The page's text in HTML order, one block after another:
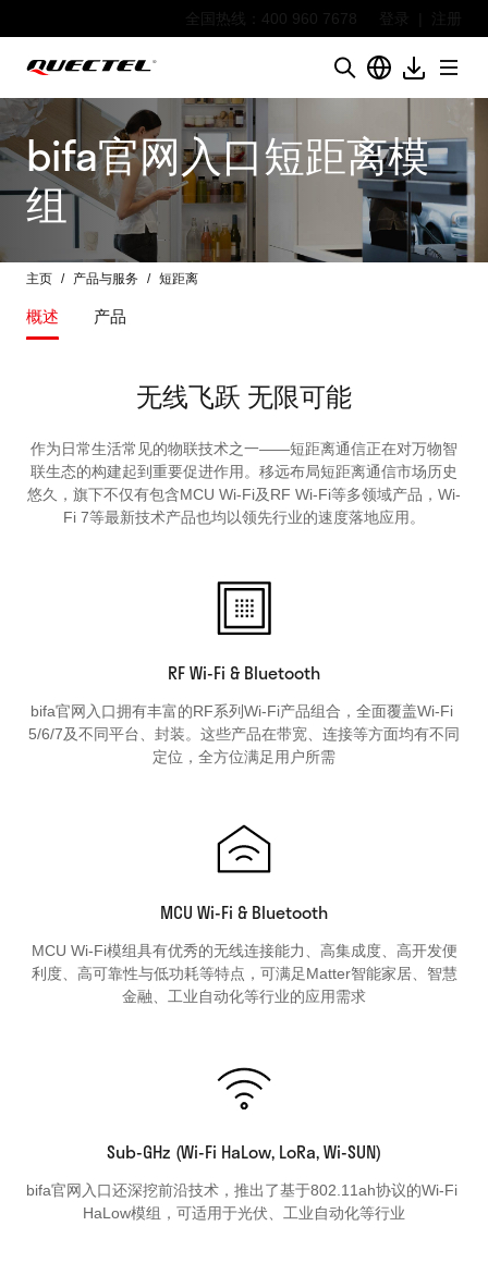
全国热线：400 960 7678 登录
bifa官网入口短距离模
组
主页 产品与服务 短距离
概述 产品
无线飞跃 无限可能
作为日常生活常见的物联技术之一——短距离通信正在对万物智
联生态的构建起到重要促进作用。移远布局短距离通信市场历史
悠久，旗下不仅有包含MCU Wi-Fi及RF Wi-Fi等多领域产品，Wi-
Fi 7等最新技术产品也均以领先行业的速度落地应用。
RF Wi-Fi & Bluetooth
bifa官网入口拥有丰富的RF系列Wi-Fi产品组合，全面覆盖Wi-Fi
5/6/7及不同平台、封装。这些产品在带宽、连接等方面均有不同
定位，全方位满足用户所需
MCU Wi-Fi & Bluetooth
MCU Wi-Fi模组具有优秀的无线连接能力、高集成度、高开发便
利度、高可靠性与低功耗等特点，可满足Matter智能家居、智慧
金融、工业自动化等行业的应用需求
Sub-GHz (Wi-Fi HaLow, LoRa, Wi-SUN)
bifa官网入口还深挖前沿技术，推出了基于802.11ah协议的Wi-Fi
HaLow模组，可适用于光伏、工业自动化等行业